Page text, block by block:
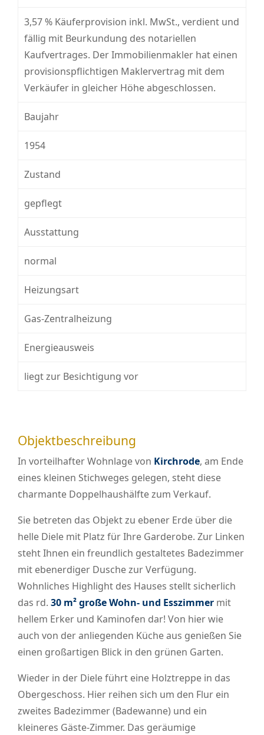
3,57 % Käuferprovision inkl. MwSt., verdient und
fällig mit Beurkundung des notariellen
Kaufvertrages. Der Immobilienmakler hat einen
provisionspflichtigen Maklervertrag mit dem
Verkäufer in gleicher Höhe abgeschlossen.
Baujahr
1954
Zustand
gepflegt
Ausstattung
normal
Heizungsart
Gas-Zentralheizung
Energieausweis
liegt zur Besichtigung vor
Objektbeschreibung
In vorteilhafter Wohnlage von Kirchrode, am Ende
eines kleinen Stichweges gelegen, steht diese
charmante Doppelhaushälfte zum Verkauf.
Sie betreten das Objekt zu ebener Erde über die
helle Diele mit Platz für Ihre Garderobe. Zur Linken
steht Ihnen ein freundlich gestaltetes Badezimmer
mit ebenerdiger Dusche zur Verfügung.
Wohnliches Highlight des Hauses stellt sicherlich
das rd. 30 m² große Wohn- und Esszimmermit
hellem Erker und Kaminofen dar! Von hier wie
auch von der anliegenden Küche aus genießen Sie
einen großartigen Blick in den grünen Garten.
Wieder in der Diele führt eine Holztreppe in das
Obergeschoss. Hier reihen sich um den Flur ein
zweites Badezimmer (Badewanne) und ein
kleineres Gäste-Zimmer. Das geräumige